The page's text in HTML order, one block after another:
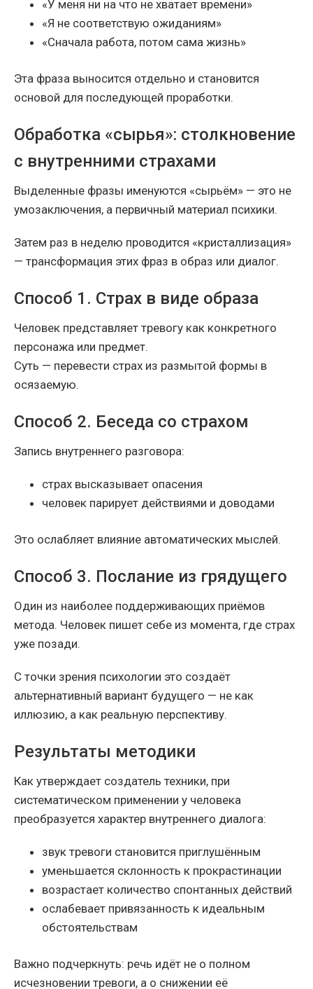
«У меня ни на что не хватает времени»
«Я не соответствую ожиданиям»
«Сначала работа, потом сама жизнь»
Эта фраза выносится отдельно и становится
основой для последующей проработки.
Обработка «сырья»: столкновение
с внутренними страхами
Выделенные фразы именуются «сырьём» — это не
умозаключения, а первичный материал психики.
Затем раз в неделю проводится «кристаллизация»
— трансформация этих фраз в образ или диалог.
Способ 1. Страх в виде образа
Человек представляет тревогу как конкретного
персонажа или предмет.
Суть — перевести страх из размытой формы в
осязаемую.
Способ 2. Беседа со страхом
Запись внутреннего разговора:
страх высказывает опасения
человек парирует действиями и доводами
Это ослабляет влияние автоматических мыслей.
Способ 3. Послание из грядущего
Один из наиболее поддерживающих приёмов
метода. Человек пишет себе из момента, где страх
уже позади.
С точки зрения психологии это создаёт
альтернативный вариант будущего — не как
иллюзию, а как реальную перспективу.
Результаты методики
Как утверждает создатель техники, при
систематическом применении у человека
преобразуется характер внутреннего диалога:
звук тревоги становится приглушённым
уменьшается склонность к прокрастинации
возрастает количество спонтанных действий
ослабевает привязанность к идеальным
обстоятельствам
Важно подчеркнуть: речь идёт не о полном
исчезновении тревоги, а о снижении её